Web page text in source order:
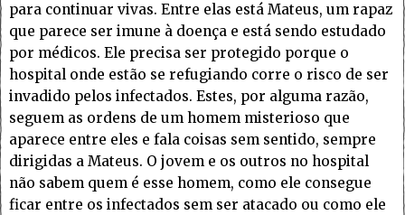
para continuar vivas. Entre elas está Mateus, um rapaz
que parece ser imune à doença e está sendo estudado
por médicos. Ele precisa ser protegido porque o
hospital onde estão se refugiando corre o risco de ser
invadido pelos infectados. Estes, por alguma razão,
seguem as ordens de um homem misterioso que
aparece entre eles e fala coisas sem sentido, sempre
dirigidas a Mateus. O jovem e os outros no hospital
não sabem quem é esse homem, como ele consegue
ficar entre os infectados sem ser atacado ou como ele